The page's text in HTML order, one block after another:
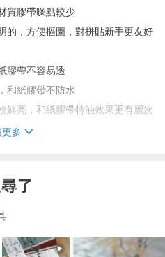
質膠帶噪點較少
的，方便摳圖，對拼貼新手更友好
膠帶不容易透
和紙膠帶不防水
鮮亮，和紙膠帶特油效果更有層次
物為準
質本身是微黃的，非純白色
多
了